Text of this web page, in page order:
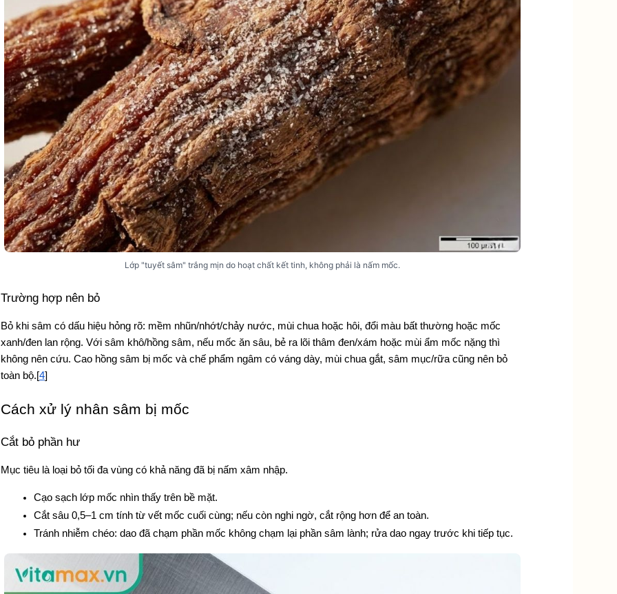
Lớp "tuyết sâm" trắng mịn do hoạt chất kết tinh, không phải là nấm mốc.
Trường hợp nên bỏ
Bỏ khi sâm có dấu hiệu hỏng rõ: mềm nhũn/nhớt/chảy nước, mùi chua hoặc hôi, đổi màu bất thường hoặc mốc
xanh/đen lan rộng. Với sâm khô/hồng sâm, nếu mốc ăn sâu, bẻ ra lõi thâm đen/xám hoặc mùi ẩm mốc nặng thì
không nên cứu. Cao hồng sâm bị mốc và chế phẩm ngâm có váng dày, mùi chua gắt, sâm mục/rữa cũng nên bỏ
toàn bộ.[4]
Cách xử lý nhân sâm bị mốc
Cắt bỏ phần hư
Mục tiêu là loại bỏ tối đa vùng có khả năng đã bị nấm xâm nhập.
Cạo sạch lớp mốc nhìn thấy trên bề mặt.
Cắt sâu 0,5–1 cm tính từ vết mốc cuối cùng; nếu còn nghi ngờ, cắt rộng hơn để an toàn.
Tránh nhiễm chéo: dao đã chạm phần mốc không chạm lại phần sâm lành; rửa dao ngay trước khi tiếp tục.